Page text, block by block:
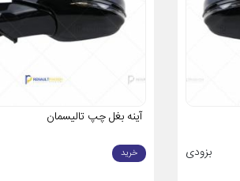
بزودی
آینه بغل چپ تالیسمان
خرید